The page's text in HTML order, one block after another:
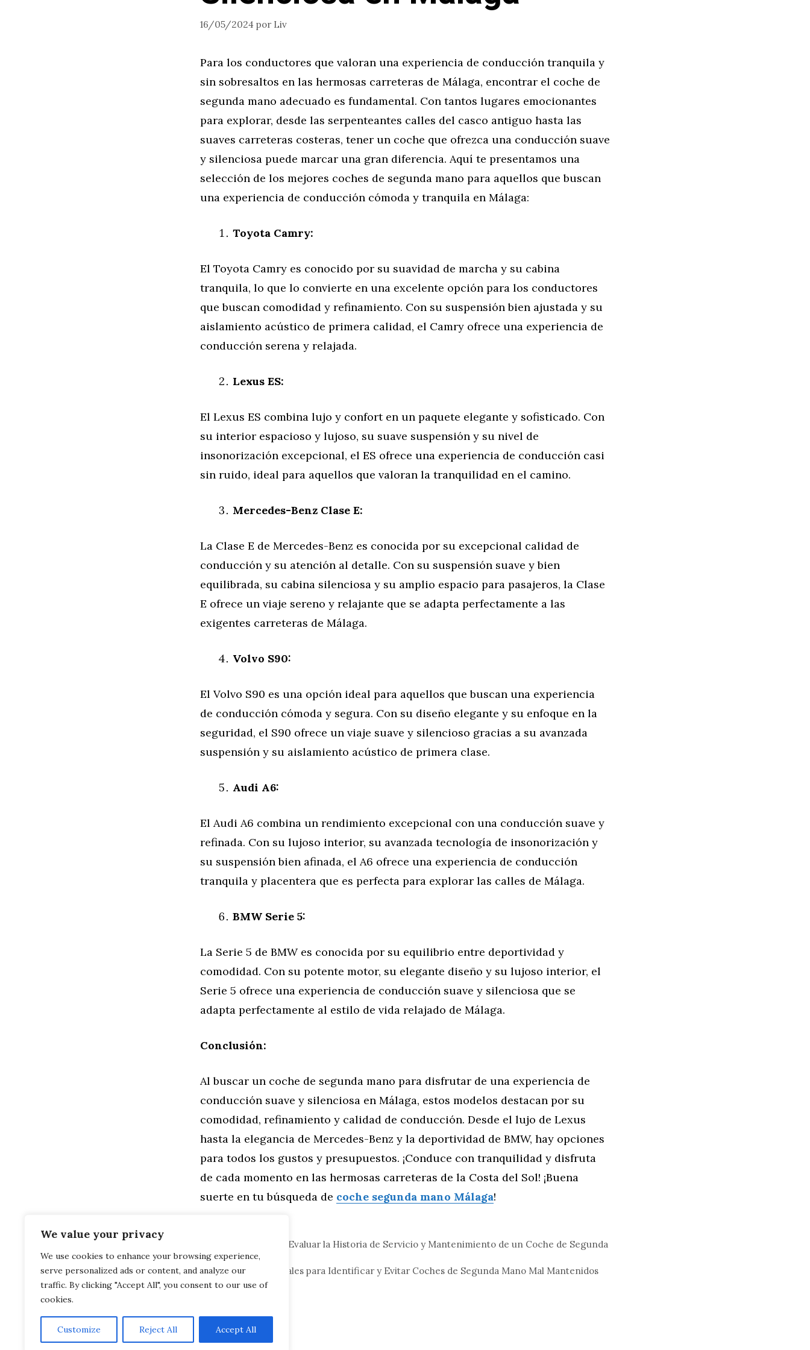
We value your privacy
We use cookies to enhance your browsing experience,
serve personalized ads or content, and analyze our
traffic. By clicking "Accept All", you consent to our use of
cookies.
Customize Reject All Accept All
16/05/2024 por Liv
Para los conductores que valoran una experiencia de conducción tranquila y
sin sobresaltos en las hermosas carreteras de Málaga, encontrar el coche de
segunda mano adecuado es fundamental. Con tantos lugares emocionantes
para explorar, desde las serpenteantes calles del casco antiguo hasta las
suaves carreteras costeras, tener un coche que ofrezca una conducción suave
y silenciosa puede marcar una gran diferencia. Aquí te presentamos una
selección de los mejores coches de segunda mano para aquellos que buscan
una experiencia de conducción cómoda y tranquila en Málaga:
Toyota Camry:
El Toyota Camry es conocido por su suavidad de marcha y su cabina
tranquila, lo que lo convierte en una excelente opción para los conductores
que buscan comodidad y refinamiento. Con su suspensión bien ajustada y su
aislamiento acústico de primera calidad, el Camry ofrece una experiencia de
conducción serena y relajada.
Lexus ES:
El Lexus ES combina lujo y confort en un paquete elegante y sofisticado. Con
su interior espacioso y lujoso, su suave suspensión y su nivel de
insonorización excepcional, el ES ofrece una experiencia de conducción casi
sin ruido, ideal para aquellos que valoran la tranquilidad en el camino.
Mercedes-Benz Clase E:
La Clase E de Mercedes-Benz es conocida por su excepcional calidad de
conducción y su atención al detalle. Con su suspensión suave y bien
equilibrada, su cabina silenciosa y su amplio espacio para pasajeros, la Clase
E ofrece un viaje sereno y relajante que se adapta perfectamente a las
exigentes carreteras de Málaga.
Volvo S90:
El Volvo S90 es una opción ideal para aquellos que buscan una experiencia
de conducción cómoda y segura. Con su diseño elegante y su enfoque en la
seguridad, el S90 ofrece un viaje suave y silencioso gracias a su avanzada
suspensión y su aislamiento acústico de primera clase.
Audi A6:
El Audi A6 combina un rendimiento excepcional con una conducción suave y
refinada. Con su lujoso interior, su avanzada tecnología de insonorización y
su suspensión bien afinada, el A6 ofrece una experiencia de conducción
tranquila y placentera que es perfecta para explorar las calles de Málaga.
BMW Serie 5:
La Serie 5 de BMW es conocida por su equilibrio entre deportividad y
comodidad. Con su potente motor, su elegante diseño y su lujoso interior, el
Serie 5 ofrece una experiencia de conducción suave y silenciosa que se
adapta perfectamente al estilo de vida relajado de Málaga.
Conclusión:
Al buscar un coche de segunda mano para disfrutar de una experiencia de
conducción suave y silenciosa en Málaga, estos modelos destacan por su
comodidad, refinamiento y calidad de conducción. Desde el lujo de Lexus
hasta la elegancia de Mercedes-Benz y la deportividad de BMW, hay opciones
para todos los gustos y presupuestos. ¡Conduce con tranquilidad y disfruta
de cada momento en las hermosas carreteras de la Costa del Sol! ¡Buena
suerte en tu búsqueda de coche segunda mano Málaga!
Descubre Cómo Evaluar la Historia de Servicio y Mantenimiento de un Coche de Segunda
Mano en Málaga
Consejos Esenciales para Identificar y Evitar Coches de Segunda Mano Mal Mantenidos
en Málaga